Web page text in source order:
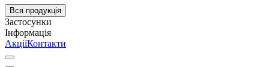
Вся продукція
Застосунки
Інформація
АкціїКонтакти